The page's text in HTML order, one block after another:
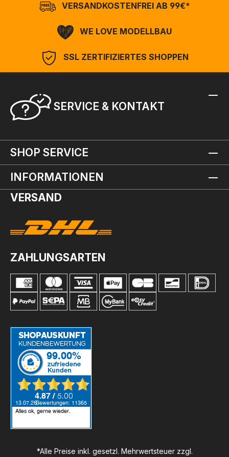
VERSANDKOSTENFREI AB 99€*
WE LOVE MODELLBAU
SSL ZERTIFIZIERTES SHOPPEN
SERVICE & KONTAKT
SHOP SERVICE
INFORMATIONEN
VERSAND
ZAHLUNGSARTEN
*Alle Preise inkl. gesetzl. Mehrwertsteuer zzgl.